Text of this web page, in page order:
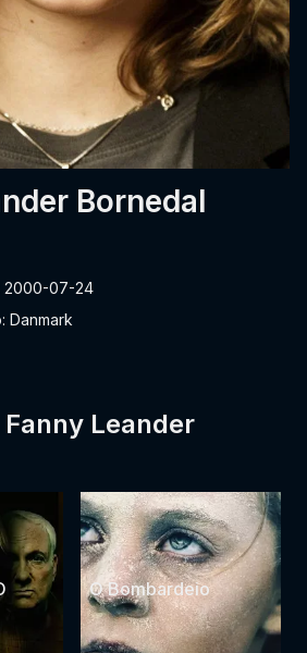
Bornedal
2000-07-24
Danmark
Leander
O Bombardeio